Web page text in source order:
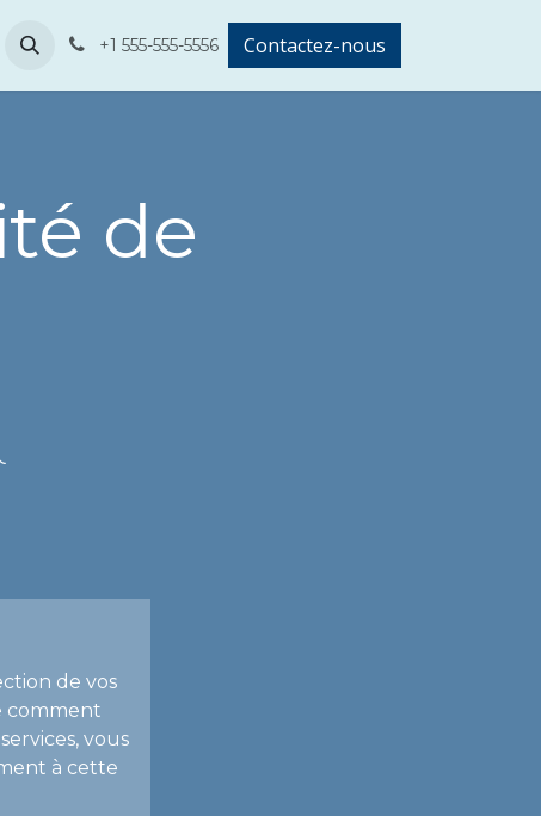
+1 555-555-5556 Contactez-nous
de
de vos
comment
vous
à cette